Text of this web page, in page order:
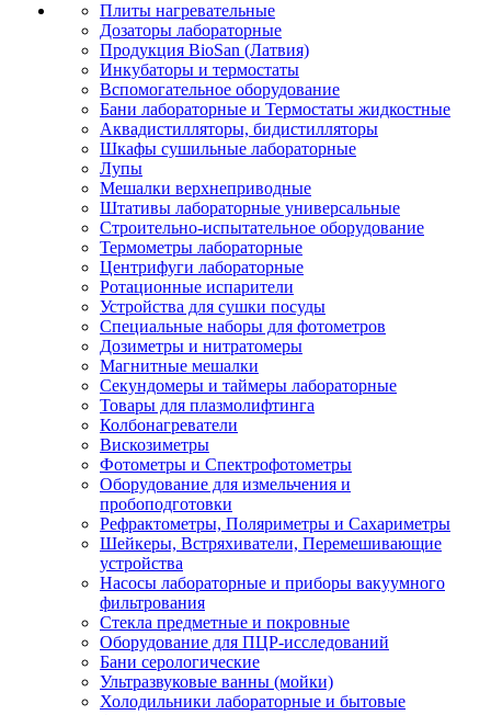
Плиты нагревательные
Дозаторы лабораторные
Продукция BioSan (Латвия)
Инкубаторы и термостаты
Вспомогательное оборудование
Бани лабораторные и Термостаты жидкостные
Аквадистилляторы, бидистилляторы
Шкафы сушильные лабораторные
Лупы
Мешалки верхнеприводные
Штативы лабораторные универсальные
Строительно-испытательное оборудование
Термометры лабораторные
Центрифуги лабораторные
Ротационные испарители
Устройства для сушки посуды
Специальные наборы для фотометров
Дозиметры и нитратомеры
Магнитные мешалки
Секундомеры и таймеры лабораторные
Товары для плазмолифтинга
Колбонагреватели
Вискозиметры
Фотометры и Спектрофотометры
Оборудование для измельчения и
пробоподготовки
Рефрактометры, Поляриметры и Сахариметры
Шейкеры, Встряхиватели, Перемешивающие
устройства
Насосы лабораторные и приборы вакуумного
фильтрования
Стекла предметные и покровные
Оборудование для ПЦР-исследований
Бани серологические
Ультразвуковые ванны (мойки)
Холодильники лабораторные и бытовые